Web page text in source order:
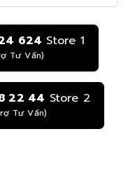
624 Store 1
Tư Vấn)
22 44 Store 2
Tư Vấn)